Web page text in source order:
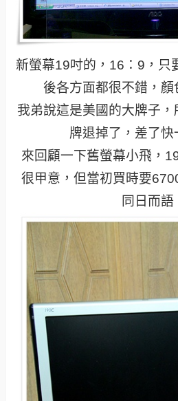
新螢幕19吋的，16：9，只
後各方面都很不錯，顏
我弟說這是美國的大牌子
牌退掉了，差了快
來回顧一下舊螢幕小飛，
很甲意，但當初買時要
同日而語